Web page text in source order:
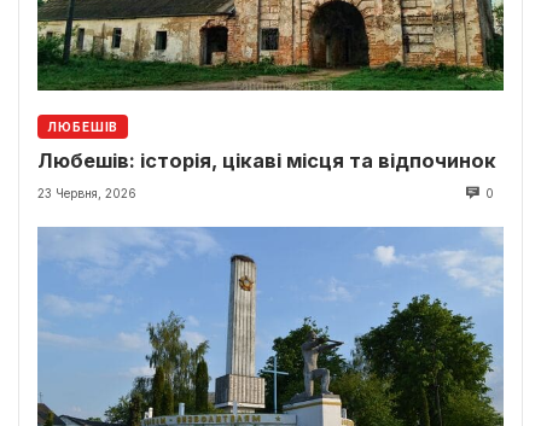
ЛЮБЕШІВ
Любешів: історія, цікаві місця та відпочинок
23 Червня, 2026 0